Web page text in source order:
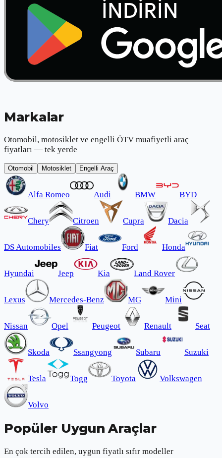
Markalar
Otomobil, motosiklet ve engelli ÖTV muafiyetli araç
fiyatları — tek yerde
Otomobil Motosiklet Engelli Araç
Alfa Romeo Audi BMW BYD
Chery Citroen Cupra Dacia
DS Automobiles Fiat Ford Honda
Hyundai Jeep Kia Land Rover
Lexus Mercedes-Benz MG Mini
Nissan Opel Peugeot Renault Seat
Skoda Ssangyong Subaru Suzuki
Tesla Togg Toyota Volkswagen
Volvo
Popüler Uygun Araçlar
En çok tercih edilen, uygun fiyatlı sıfır modeller